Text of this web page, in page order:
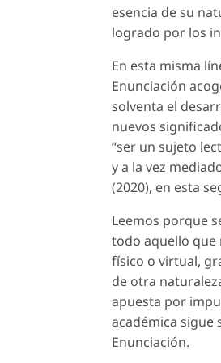
esencia de su
logrado por los
En esta misma
Enunciación
solventa el
nuevos
“ser un sujeto
y a la vez
(2020), en esta
Leemos porque
todo aquello que
físico o virtual,
de otra
apuesta por
académica sigue
Enunciación.